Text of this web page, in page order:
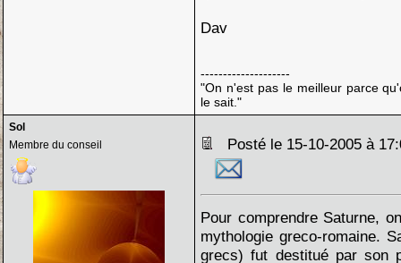
Dav
--------------------
"On n'est pas le meilleur parce
le sait."
Sol
Membre du conseil
Posté le 15-10-2005 à
Pour comprendre Saturne,
mythologie greco-romaine.
grecs) fut destitué par son